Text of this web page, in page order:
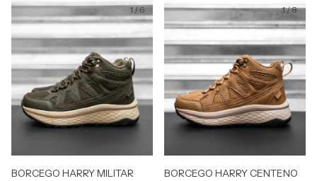
1 /6
BORCEGO HARRY MILITAR
1/8
BORCEGO HARRY CENTENO